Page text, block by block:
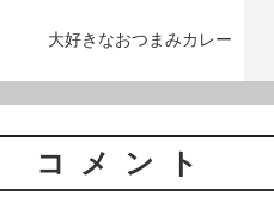
大好きなおつまみカレー
コメント